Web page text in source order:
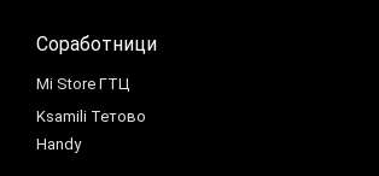
Соработници
Mi Store ГТЦ
Ksamili Тетово
Handy